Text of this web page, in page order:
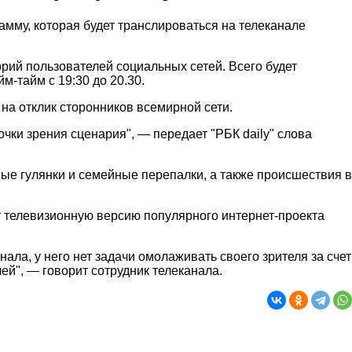
которая будет транслироваться на телеканале
пользователей социальных сетей. Всего будет
тайм с 19:30 до 20.30.
отклик сторонников всемирной сети.
зрения сценария", — передает "РБК daily" слова
гулянки и семейные перепалки, а также происшествия в
версию популярного интернет-проекта
у него нет задачи омолаживать своего зрителя за счет
— говорит сотрудник телеканала.